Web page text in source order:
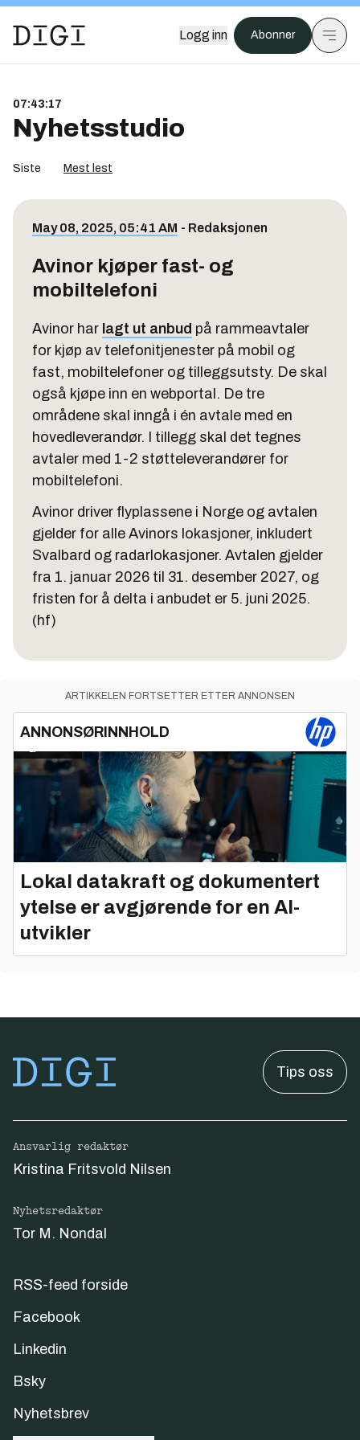
Logg inn Abonner
07:43:17
Nyhetsstudio
Siste Mest lest
May 08, 2025, 05:41 AM - Redaksjonen
Avinor kjøper fast- og
mobiltelefoni
Avinor har lagt ut anbud på rammeavtaler
for kjøp av telefonitjenester på mobil og
fast, mobiltelefoner og tilleggsutsty. De skal
også kjøpe inn en webportal. De tre
områdene skal inngå i én avtale med en
hovedleverandør. I tillegg skal det tegnes
avtaler med 1-2 støtteleverandører for
mobiltelefoni.
Avinor driver flyplassene i Norge og avtalen
gjelder for alle Avinors lokasjoner, inkludert
Svalbard og radarlokasjoner. Avtalen gjelder
fra 1. januar 2026 til 31. desember 2027, og
fristen for å delta i anbudet er 5. juni 2025.
(hf)
ARTIKKELEN FORTSETTER ETTER ANNONSEN
ANNONSØRINNHOLD
Lokal datakraft og dokumentert
ytelse er avgjørende for en AI-
utvikler
Tips oss
Ansvarlig redaktør
Kristina Fritsvold Nilsen
Nyhetsredaktør
Tor M. Nondal
RSS-feed forside
Facebook
Linkedin
Bsky
Nyhetsbrev